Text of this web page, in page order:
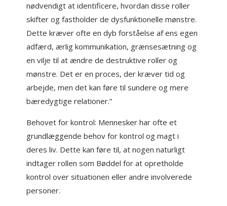
nødvendigt at identificere, hvordan disse roller
skifter og fastholder de dysfunktionelle mønstre.
Dette kræver ofte en dyb forståelse af ens egen
adfærd, ærlig kommunikation, grænsesætning og
en vilje til at ændre de destruktive roller og
mønstre. Det er en proces, der kræver tid og
arbejde, men det kan føre til sundere og mere
bæredygtige relationer.”
Behovet for kontrol: Mennesker har ofte et
grundlæggende behov for kontrol og magt i
deres liv. Dette kan føre til, at nogen naturligt
indtager rollen som Bøddel for at opretholde
kontrol over situationen eller andre involverede
personer.